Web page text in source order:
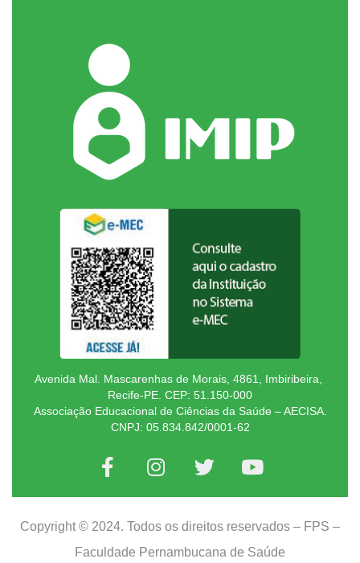
Avenida Mal. Mascarenhas de Morais, 4861, Imbiribeira,
Recife-PE. CEP: 51.150-000
Associação Educacional de Ciências da Saúde – AECISA.
CNPJ: 05.834.842/0001-62
Copyright © 2024. Todos os direitos reservados – FPS –
Faculdade Pernambucana de Saúde